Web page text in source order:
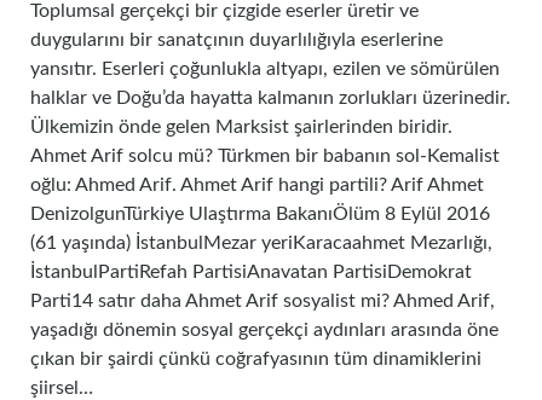
Toplumsal gerçekçi bir çizgide eserler üretir ve
duygularını bir sanatçının duyarlılığıyla eserlerine
yansıtır. Eserleri çoğunlukla altyapı, ezilen ve sömürülen
halklar ve Doğu’da hayatta kalmanın zorlukları üzerinedir.
Ülkemizin önde gelen Marksist şairlerinden biridir.
Ahmet Arif solcu mü? Türkmen bir babanın sol-Kemalist
oğlu: Ahmed Arif. Ahmet Arif hangi partili? Arif Ahmet
DenizolgunTürkiye Ulaştırma BakanıÖlüm 8 Eylül 2016
(61 yaşında) İstanbulMezar yeriKaracaahmet Mezarlığı,
İstanbulPartiRefah PartisiAnavatan PartisiDemokrat
Parti14 satır daha Ahmet Arif sosyalist mi? Ahmed Arif,
yaşadığı dönemin sosyal gerçekçi aydınları arasında öne
çıkan bir şairdi çünkü coğrafyasının tüm dinamiklerini
şiirsel…